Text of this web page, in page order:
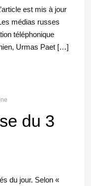
est mis à jour
médias russes
téléphonique
Urmas Paet […]
du 3
du jour. Selon «